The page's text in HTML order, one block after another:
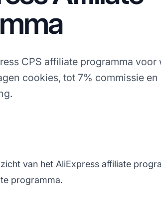
CPS affiliate programma
cookies, tot 7% commissie en
van het AliExpress affiliate
programma.